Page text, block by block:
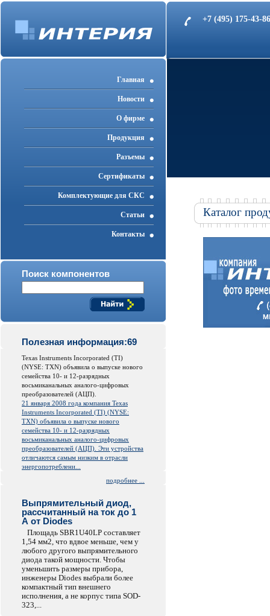
+7 (495) 175-43-
Главная
Новости
О фирме
Продукция
Разъемы
Cертификаты
Комплектующие для СКС
Статьи
Контакты
Поиск компонентов
Полезная информация:69
Texas Instruments Incorporated (TI)
(NYSE: TXN) объявила о выпуске нового
семейства 10- и 12-разрядных
восьмиканальных аналого-цифровых
преобразователей (АЦП).
21 января 2008 года компания Texas
Instruments Incorporated (TI) (NYSE:
TXN) объявила о выпуске нового
семейства 10- и 12-разрядных
восьмиканальных аналого-цифровых
преобразователей (АЦП). Эти устройства
отличаются самым низким в отрасли
энергопотреблени...
подробнее ...
Выпрямительный диод,
рассчитанный на ток до 1
А от Diodes
Площадь SBR1U40LP составляет
1,54 мм2, что вдвое меньше, чем у
любого другого выпрямительного
диода такой мощности. Чтобы
уменьшить размеры прибора,
инженеры Diodes выбрали более
компактный тип внешнего
исполнения, а не корпус типа SOD-
323,...
Каталог